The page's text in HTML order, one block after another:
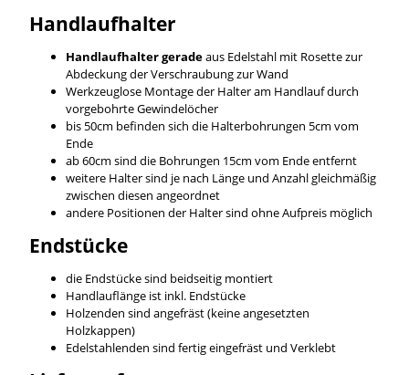
Handlaufhalter
Handlaufhalter geradeaus Edelstahl mit Rosette zur
Abdeckung der Verschraubung zur Wand
Werkzeuglose Montage der Halter am Handlauf durch
vorgebohrte Gewindelöcher
bis 50cm befinden sich die Halterbohrungen 5cm vom
Ende
ab 60cm sind die Bohrungen 15cm vom Ende entfernt
weitere Halter sind je nach Länge und Anzahl gleichmäßig
zwischen diesen angeordnet
andere Positionen der Halter sind ohne Aufpreis möglich
Endstücke
die Endstücke sind beidseitig montiert
Handlauflänge ist inkl. Endstücke
Holzenden sind angefräst (keine angesetzten
Holzkappen)
Edelstahlenden sind fertig eingefräst und Verklebt